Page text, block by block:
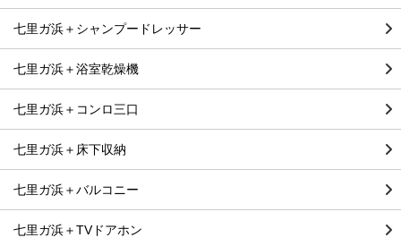
七里ガ浜＋シャンプードレッサー
七里ガ浜＋浴室乾燥機
七里ガ浜＋コンロ三口
七里ガ浜＋床下収納
七里ガ浜＋バルコニー
七里ガ浜＋TVドアホン